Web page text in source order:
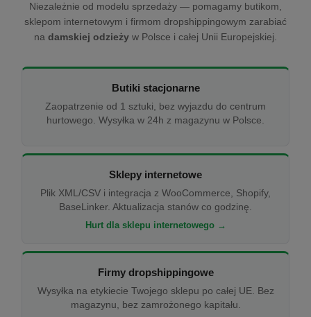
Niezależnie od modelu sprzedaży — pomagamy butikom,
sklepom internetowym i firmom dropshippingowym zarabiać
na damskiej odzieży w Polsce i całej Unii Europejskiej.
Butiki stacjonarne
Zaopatrzenie od 1 sztuki, bez wyjazdu do centrum
hurtowego. Wysyłka w 24h z magazynu w Polsce.
Sklepy internetowe
Plik XML/CSV i integracja z WooCommerce, Shopify,
BaseLinker. Aktualizacja stanów co godzinę.
Hurt dla sklepu internetowego →
Firmy dropshippingowe
Wysyłka na etykiecie Twojego sklepu po całej UE. Bez
magazynu, bez zamrożonego kapitału.